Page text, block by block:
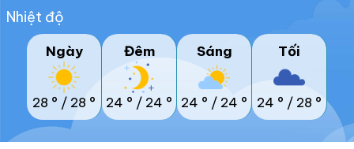
Nhiệt độ
Ngày
28 ° / 28 °
Đêm
24 ° / 24 °
Sáng
24 ° / 24 °
Tối
24 ° / 28 °